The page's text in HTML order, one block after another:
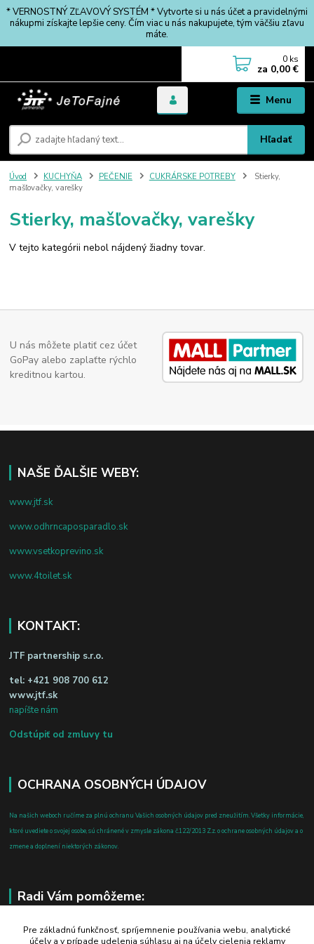
* VERNOSTNÝ ZĽAVOVÝ SYSTÉM * Vytvorte si u nás účet a pravidelnými
nákupmi získajte lepšie ceny. Čím viac u nás nakupujete, tým väčšiu zľavu
máte.
Menu
Hľadať
0 ks
za 0,00 €
Úvod KUCHYŇA PEČENIE CUKRÁRSKE POTREBY
Stierky,
mašľovačky, varešky
Stierky, mašľovačky, varešky
V tejto kategórii nebol nájdený žiadny tovar.
U nás môžete platiť cez účet
GoPay alebo zaplaťte rýchlo
kreditnou kartou.
NAŠE ĎALŠIE WEBY:
www.jtf.sk
www.odhrncaposparadlo.sk
www.vsetkoprevino.sk
www.4toilet.sk
KONTAKT:
JTF partnership s.r.o.
tel: +421 908 700 612
www.jtf.sk
napíšte nám
Odstúpiť od zmluvy tu
OCHRANA OSOBNÝCH ÚDAJOV
Na našich weboch ručíme za plnú ochranu Vašich osobných údajov pred zneužitím. Všetky informácie,
ktoré uvediete o svojej osobe, sú chránené v zmysle zákona č.122/2013 Z.z. o ochrane osobných údajov a o
zmene a doplnení niektorých zákonov.
Radi Vám pomôžeme:
+421 908 700 612
Pre základnú funkčnosť, spríjemnenie používania webu, analytické
účely a v prípade udelenia súhlasu aj na účely cielenia reklamy